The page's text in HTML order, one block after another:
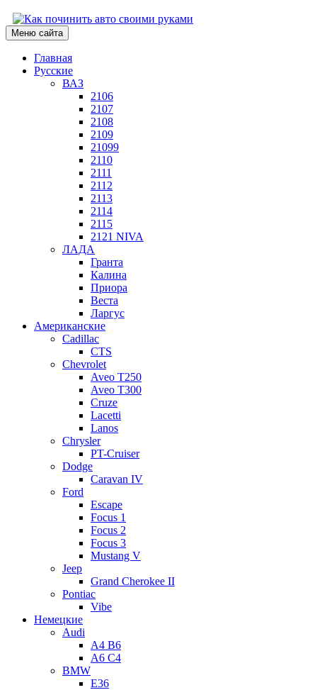
Меню сайта
Главная
Русские
ВАЗ
2106
2107
2108
2109
21099
2110
2111
2112
2113
2114
2115
2121 NIVA
ЛАДА
Гранта
Калина
Приора
Веста
Ларгус
Американские
Cadillac
CTS
Chevrolet
Aveo Т250
Aveo T300
Cruze
Lacetti
Lanos
Chrysler
PT-Cruiser
Dodge
Caravan IV
Ford
Escape
Focus 1
Focus 2
Focus 3
Mustang V
Jeep
Grand Cherokee II
Pontiac
Vibe
Немецкие
Audi
A4 B6
A6 C4
BMW
E36